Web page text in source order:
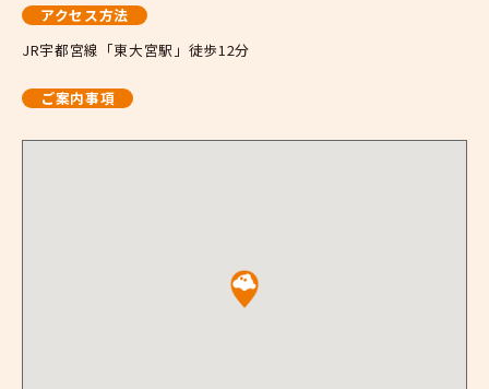
アクセス方法
JR宇都宮線「東大宮駅」徒歩12分
ご案内事項